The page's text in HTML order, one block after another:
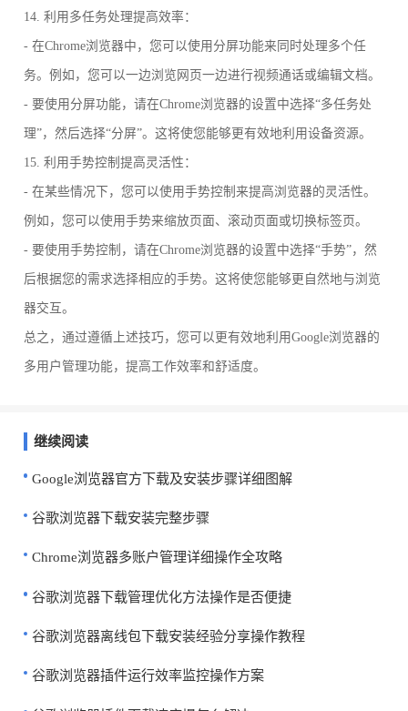
14. 利用多任务处理提高效率：
- 在Chrome浏览器中，您可以使用分屏功能来同时处理多个任
务。例如，您可以一边浏览网页一边进行视频通话或编辑文档。
- 要使用分屏功能，请在Chrome浏览器的设置中选择“多任务处
理”，然后选择“分屏”。这将使您能够更有效地利用设备资源。
15. 利用手势控制提高灵活性：
- 在某些情况下，您可以使用手势控制来提高浏览器的灵活性。
例如，您可以使用手势来缩放页面、滚动页面或切换标签页。
- 要使用手势控制，请在Chrome浏览器的设置中选择“手势”，然
后根据您的需求选择相应的手势。这将使您能够更自然地与浏览
器交互。
总之，通过遵循上述技巧，您可以更有效地利用Google浏览器的
多用户管理功能，提高工作效率和舒适度。
继续阅读
Google浏览器官方下载及安装步骤详细图解
谷歌浏览器下载安装完整步骤
Chrome浏览器多账户管理详细操作全攻略
谷歌浏览器下载管理优化方法操作是否便捷
谷歌浏览器离线包下载安装经验分享操作教程
谷歌浏览器插件运行效率监控操作方案